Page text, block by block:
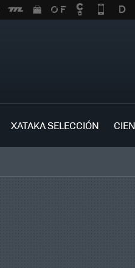
XATAKA SELECCIÓN